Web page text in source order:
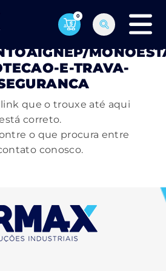
0
ENCONTRADA
E-TRAVA-
que o trouxe até aqui
correto.
o que procura entre
conosco.